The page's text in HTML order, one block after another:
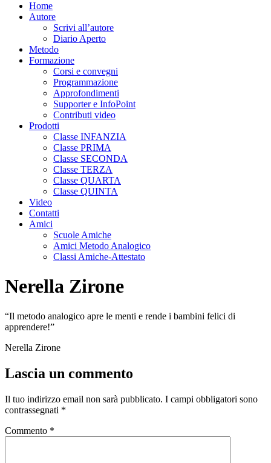
Home
Autore
Scrivi all’autore
Diario Aperto
Metodo
Formazione
Corsi e convegni
Programmazione
Approfondimenti
Supporter e InfoPoint
Contributi video
Prodotti
Classe INFANZIA
Classe PRIMA
Classe SECONDA
Classe TERZA
Classe QUARTA
Classe QUINTA
Video
Contatti
Amici
Scuole Amiche
Amici Metodo Analogico
Classi Amiche-Attestato
Nerella Zirone
“Il metodo analogico apre le menti e rende i bambini felici di
apprendere!”
Nerella Zirone
Lascia un commento
Il tuo indirizzo email non sarà pubblicato. I campi obbligatori sono
contrassegnati *
Commento *